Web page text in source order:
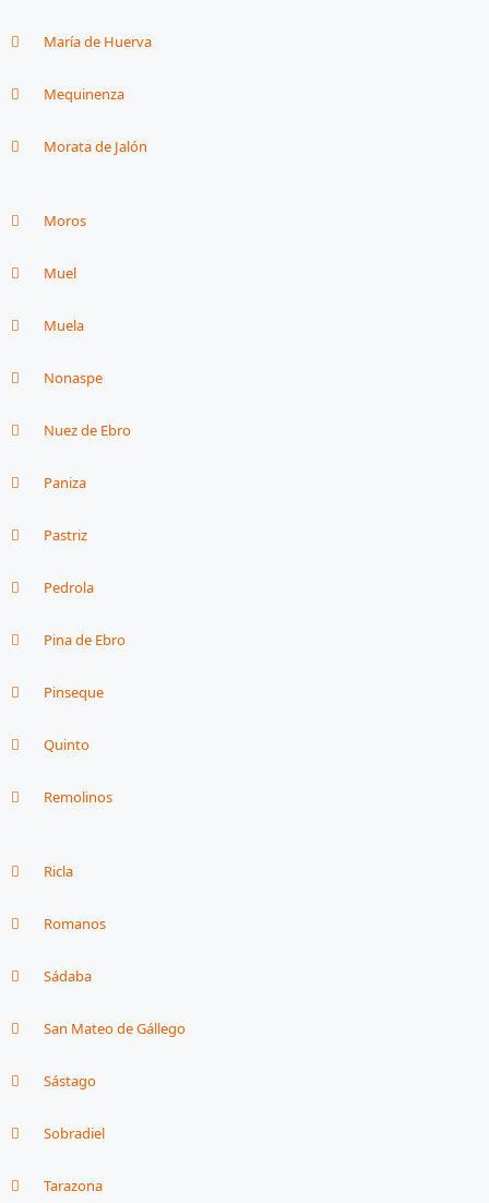
María de Huerva
Mequinenza
Morata de Jalón
Moros
Muel
Muela
Nonaspe
Nuez de Ebro
Paniza
Pastriz
Pedrola
Pina de Ebro
Pinseque
Quinto
Remolinos
Ricla
Romanos
Sádaba
San Mateo de Gállego
Sástago
Sobradiel
Tarazona